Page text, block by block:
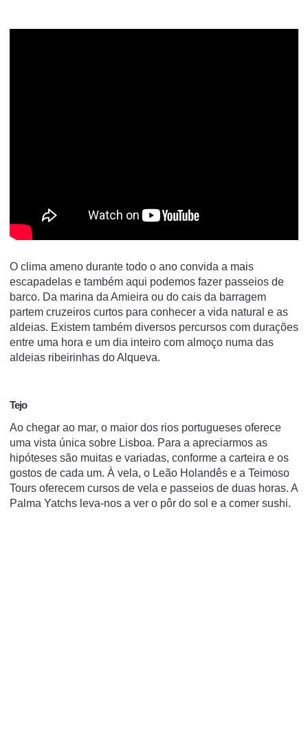
O clima ameno durante todo o ano convida a mais
escapadelas e também aqui podemos fazer passeios de
barco. Da marina da Amieira ou do cais da barragem
partem cruzeiros curtos para conhecer a vida natural e as
aldeias. Existem também diversos percursos com durações
entre uma hora e um dia inteiro com almoço numa das
aldeias ribeirinhas do Alqueva.
Tejo
Ao chegar ao mar, o maior dos rios portugueses oferece
uma vista única sobre Lisboa. Para a apreciarmos as
hipóteses são muitas e variadas, conforme a carteira e os
gostos de cada um. À vela, o Leão Holandês e a Teimoso
Tours oferecem cursos de vela e passeios de duas horas. A
Palma Yatchs leva-nos a ver o pôr do sol e a comer sushi.